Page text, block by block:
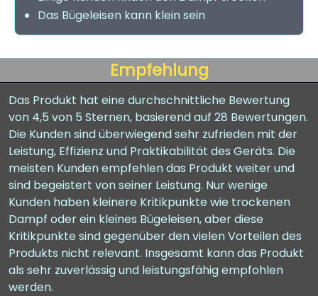
Das Bügeleisen kann klein sein
Empfehlung
Das Produkt hat eine durchschnittliche Bewertung
von 4,5 von 5 Sternen, basierend auf 28 Bewertungen.
Die Kunden sind überwiegend sehr zufrieden mit der
Leistung, Effizienz und Praktikabilität des Geräts. Die
meisten Kunden empfehlen das Produkt weiter und
sind begeistert von seiner Leistung. Nur wenige
Kunden haben kleinere Kritikpunkte wie trockenen
Dampf oder ein kleines Bügeleisen, aber diese
Kritikpunkte sind gegenüber den vielen Vorteilen des
Produkts nicht relevant. Insgesamt kann das Produkt
als sehr zuverlässig und leistungsfähig empfohlen
werden.